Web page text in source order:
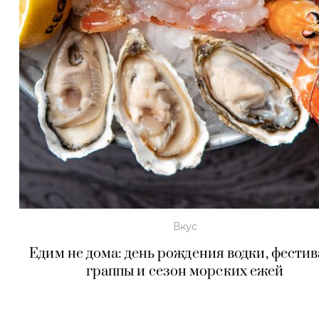
Вкус
Едим не дома: день рождения водки,
граппы и сезон морских ежей